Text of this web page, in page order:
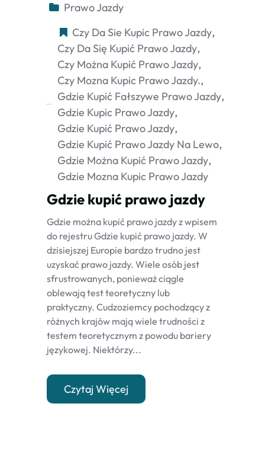
Prawo Jazdy
Czy Da Sie Kupic Prawo Jazdy
Czy Da Się Kupić Prawo Jazdy
Czy Można Kupić Prawo Jazdy
Czy Mozna Kupic Prawo Jazdy.
Gdzie Kupić Fałszywe Prawo Jazdy
Gdzie Kupic Prawo Jazdy
Gdzie Kupić Prawo Jazdy
Gdzie Kupić Prawo Jazdy Na Lewo
Gdzie Można Kupić Prawo Jazdy
Gdzie Mozna Kupic Prawo Jazdy
Gdzie kupić prawo jazdy
Gdzie można kupić prawo jazdy z wpisem
do rejestru Gdzie kupić prawo jazdy. W
dzisiejszej Europie bardzo trudno jest
uzyskać prawo jazdy. Wiele osób jest
sfrustrowanych, ponieważ ciągle
oblewają test teoretyczny lub
praktyczny. Cudzoziemcy pochodzący z
różnych krajów mają wiele trudności z
testem teoretycznym z powodu bariery
językowej. Niektórzy...
Czytaj Więcej